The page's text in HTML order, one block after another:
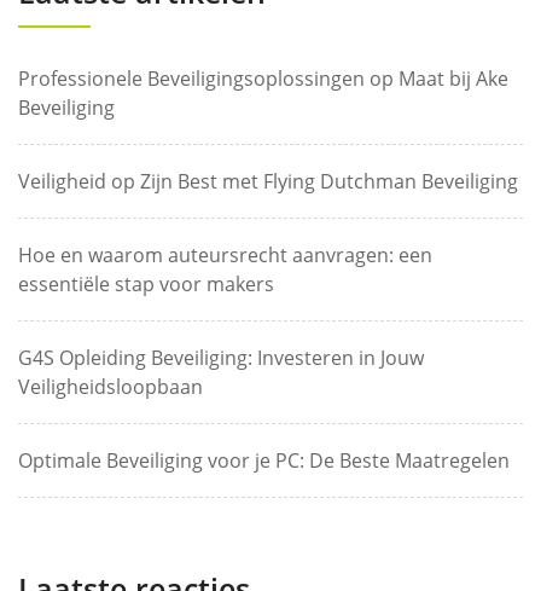
Professionele Beveiligingsoplossingen op Maat bij Ake
Beveiliging
Veiligheid op Zijn Best met Flying Dutchman Beveiliging
Hoe en waarom auteursrecht aanvragen: een
essentiële stap voor makers
G4S Opleiding Beveiliging: Investeren in Jouw
Veiligheidsloopbaan
Optimale Beveiliging voor je PC: De Beste Maatregelen